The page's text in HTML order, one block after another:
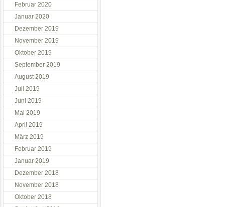
Februar 2020
Januar 2020
Dezember 2019
November 2019
Oktober 2019
September 2019
August 2019
Juli 2019
Juni 2019
Mai 2019
April 2019
März 2019
Februar 2019
Januar 2019
Dezember 2018
November 2018
Oktober 2018